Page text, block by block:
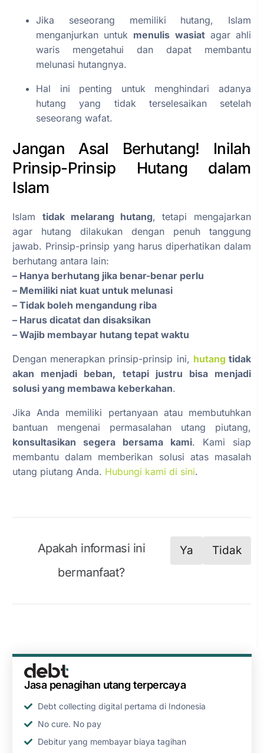
Jika seseorang memiliki hutang, Islam
menganjurkan untuk menulis wasiatagar ahli
waris mengetahui dan dapat membantu
melunasi hutangnya.
Hal ini penting untuk menghindari adanya
hutang yang tidak terselesaikan setelah
seseorang wafat.
Jangan Asal Berhutang! Inilah
Prinsip-Prinsip Hutang dalam
Islam
Islam tidak melarang hutang, tetapi mengajarkan
agar hutang dilakukan dengan penuh tanggung
jawab. Prinsip-prinsip yang harus diperhatikan dalam
berhutang antara lain:
– Hanya berhutang jika benar-benar perlu
– Memiliki niat kuat untuk melunasi
– Tidak boleh mengandung riba
– Harus dicatat dan disaksikan
– Wajib membayar hutang tepat waktu
Dengan menerapkan prinsip-prinsip ini, hutang tidak
akan menjadi beban, tetapi justru bisa menjadi
solusi yang membawa keberkahan.
Jika Anda memiliki pertanyaan atau membutuhkan
bantuan mengenai permasalahan utang piutang,
konsultasikan segera bersama kami. Kami siap
membantu dalam memberikan solusi atas masalah
utang piutang Anda. Hubungi kami di sini.
Apakah informasi ini
bermanfaat?
Ya Tidak
Jasa penagihan utang terpercaya
Debt collecting digital pertama di Indonesia
No cure. No pay
Debitur yang membayar biaya tagihan